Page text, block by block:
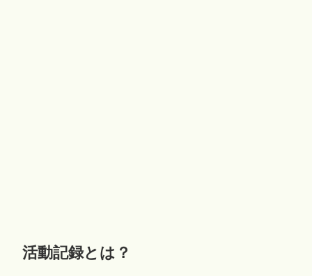
活動記録とは？